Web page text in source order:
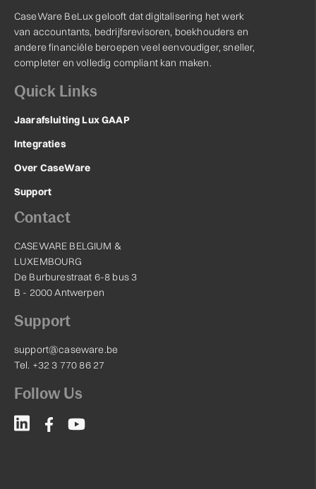
CaseWare BeLux gelooft dat digitalisering het werk
van accountants, bedrijfsrevisoren, boekhouders en
andere financiële beroepen veel eenvoudiger, sneller,
completer en volledig compliant kan maken.
Quick Links
Jaarafsluiting Lux GAAP
Integraties
Over CaseWare
Support
Contact
CASEWARE BELGIUM &
LUXEMBOURG
De Burburestraat 6-8 bus 3
B - 2000 Antwerpen
Support
support@caseware.be
Tel. +32 3 770 86 27
Follow Us